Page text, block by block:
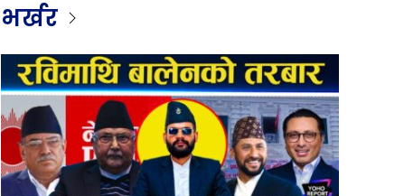
भर्खर